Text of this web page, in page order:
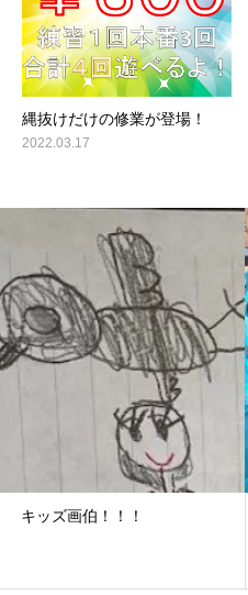
縄抜けだけの修業が登場！
2022.03.17
キッズ画伯！！！